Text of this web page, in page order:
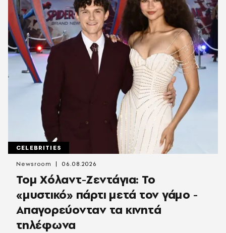
CELEBRITIES
Τομ Χόλαντ-Ζεντάγια: Το
«μυστικό» πάρτι μετά τον γάμο -
Απαγορεύονταν τα κινητά
τηλέφωνα
Newsroom 06.08.2026